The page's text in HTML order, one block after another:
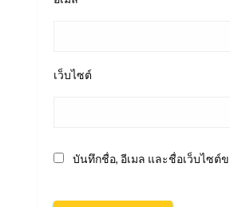
เว็บไซต์
บันทึกชื่อ, อีเมล และชื่อเว็บไซต์